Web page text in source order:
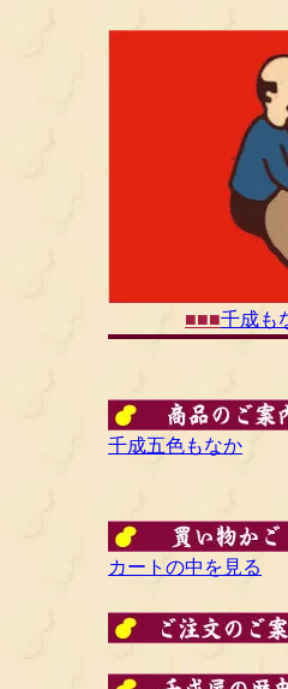
■■■千成も
千成五色もなか
カートの中を見る